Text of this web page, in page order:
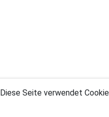
Diese Seite verwendet